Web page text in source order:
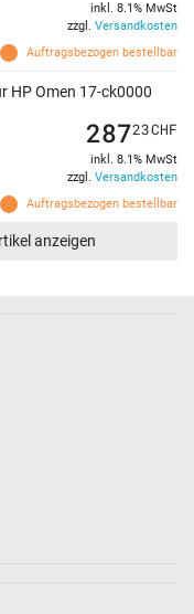
Auftragsbezogen bestellbar
inkl. 8.1% MwSt
zzgl. Versandkosten
HP Omen 17-ck0000
Auftragsbezogen bestellbar
28723CHF
inkl. 8.1% MwSt
zzgl. Versandkosten
anzeigen